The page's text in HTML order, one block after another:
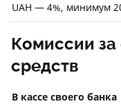
UAH — 4%, минимум
Комиссии за
средств
В кассе своего банка